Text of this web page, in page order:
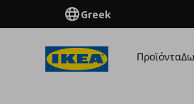
Greek
Προϊόντα